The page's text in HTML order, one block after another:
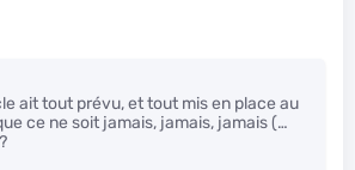
ait tout prévu, et tout mis en place au
ce ne soit jamais, jamais, jamais (…